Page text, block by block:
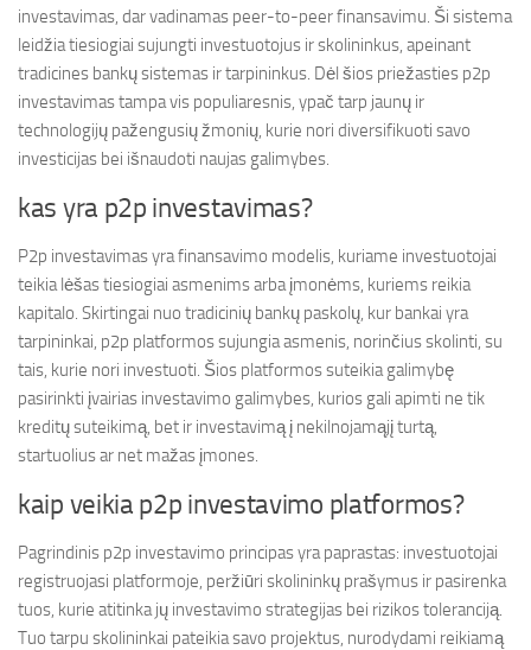
investavimas, dar vadinamas peer-to-peer finansavimu. Ši sistema
leidžia tiesiogiai sujungti investuotojus ir skolininkus, apeinant
tradicines bankų sistemas ir tarpininkus. Dėl šios priežasties p2p
investavimas tampa vis populiaresnis, ypač tarp jaunų ir
technologijų pažengusių žmonių, kurie nori diversifikuoti savo
investicijas bei išnaudoti naujas galimybes.
kas yra p2p investavimas?
P2p investavimas yra finansavimo modelis, kuriame investuotojai
teikia lėšas tiesiogiai asmenims arba įmonėms, kuriems reikia
kapitalo. Skirtingai nuo tradicinių bankų paskolų, kur bankai yra
tarpininkai, p2p platformos sujungia asmenis, norinčius skolinti, su
tais, kurie nori investuoti. Šios platformos suteikia galimybę
pasirinkti įvairias investavimo galimybes, kurios gali apimti ne tik
kreditų suteikimą, bet ir investavimą į nekilnojamąjį turtą,
startuolius ar net mažas įmones.
kaip veikia p2p investavimo platformos?
Pagrindinis p2p investavimo principas yra paprastas: investuotojai
registruojasi platformoje, peržiūri skolininkų prašymus ir pasirenka
tuos, kurie atitinka jų investavimo strategijas bei rizikos toleranciją.
Tuo tarpu skolininkai pateikia savo projektus, nurodydami reikiamą